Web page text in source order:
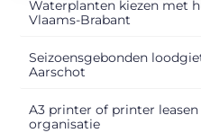
Waterplanten kiezen met
Vlaams-Brabant
Seizoensgebonden
Aarschot
A3 printer of printer
organisatie